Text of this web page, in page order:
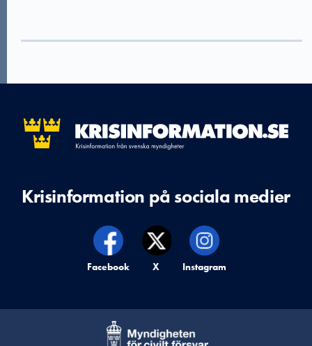
Krisinformation på sociala medier
Krisinformation på,
Facebook Krisinformation på,
X Krisinformation på,
Instagram